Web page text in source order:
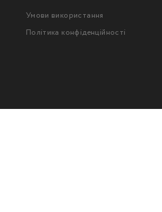
Умови використання
Політика конфіденційності